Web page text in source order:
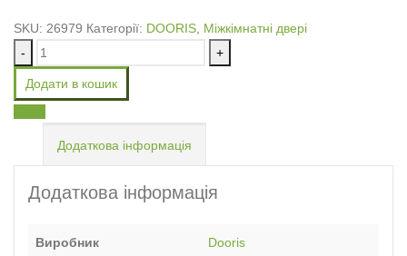
SKU: 26979 Категорії: DOORIS Міжкімнатні двері
-
+
Додати в кошик
Додаткова інформація
Додаткова інформація
Виробник Dooris